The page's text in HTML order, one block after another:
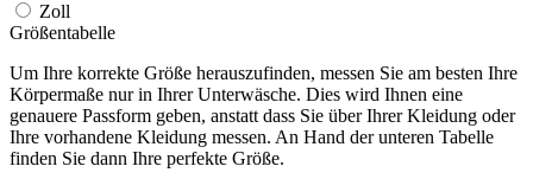
Zoll
Größentabelle
Um Ihre korrekte Größe herauszufinden, messen Sie am besten Ihre
Körpermaße nur in Ihrer Unterwäsche. Dies wird Ihnen eine
genauere Passform geben, anstatt dass Sie über Ihrer Kleidung oder
Ihre vorhandene Kleidung messen. An Hand der unteren Tabelle
finden Sie dann Ihre perfekte Größe.